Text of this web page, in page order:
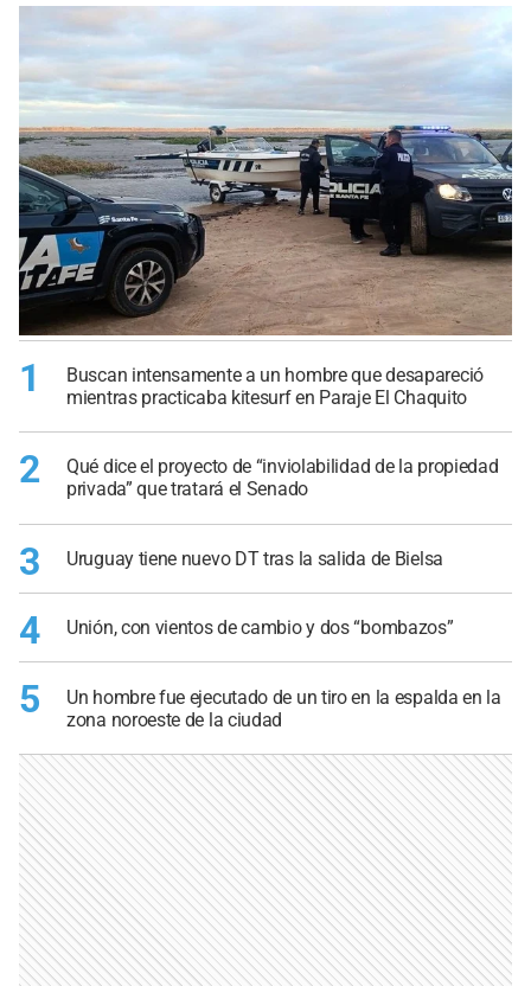
1
Buscan intensamente a un hombre que desapareció
mientras practicaba kitesurf en Paraje El Chaquito
2
Qué dice el proyecto de “inviolabilidad de la propiedad
privada” que tratará el Senado
3 Uruguay tiene nuevo DT tras la salida de Bielsa
4 Unión, con vientos de cambio y dos “bombazos”
5
Un hombre fue ejecutado de un tiro en la espalda en la
zona noroeste de la ciudad